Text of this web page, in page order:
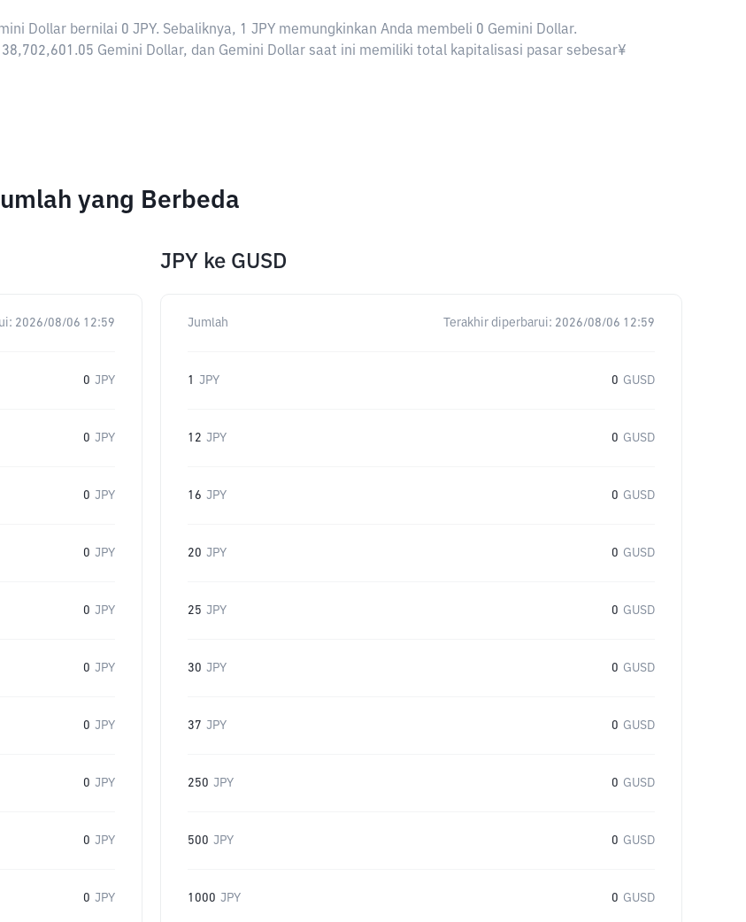
Dollar bernilai 0 JPY. Sebaliknya, 1 JPY memungkinkan Anda membeli 0 Gemini Dollar.
Gemini Dollar, dan Gemini Dollar saat ini memiliki total kapitalisasi pasar sebesar¥
yang Berbeda
2026/08/06 12:59
0 JPY
0 JPY
0 JPY
0 JPY
0 JPY
0 JPY
0 JPY
0 JPY
0 JPY
0 JPY
JPY ke GUSD
Jumlah Terakhir diperbarui: 2026/08/06 12:59
1 JPY 0 GUSD
12 JPY 0 GUSD
16 JPY 0 GUSD
20 JPY 0 GUSD
25 JPY 0 GUSD
30 JPY 0 GUSD
37 JPY 0 GUSD
250 JPY 0 GUSD
500 JPY 0 GUSD
1000 JPY 0 GUSD